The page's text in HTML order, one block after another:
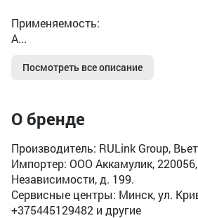
Применяемость:
A...
Посмотреть все описание
О бренде
Производитель: RULink Group,
Импортер: ООО Аккамулик,
Независимости, д. 199.
Сервисные центры: Минск, ул.
+375445129482 и другие